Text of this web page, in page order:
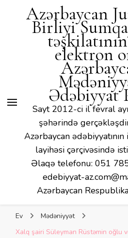
Mədəniyyət və
Azərbaycan
Birliyi
elektron
Ədəbiyyat
Sayt 2012-ci il fevral
şəhərində
Azərbaycan
layihəsi çərçivəsində
Əlaqə telefonu: 051
edebiyyat-
Azərbaycan
Ev
Mədəniyyət
Xalq şairi Süleyman Rüstəmin oğlu